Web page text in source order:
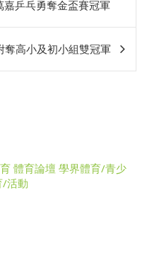
嘉乒乓勇奪金盃賽冠軍
奪高小及初小組雙冠軍
體育論壇 學界體育/青少
/活動